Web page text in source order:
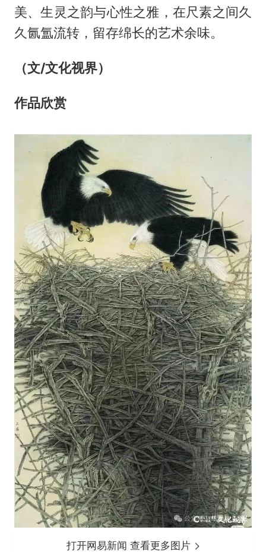
美、生灵之韵与心性之雅，在尺素之间久
久氤氲流转，留存绵长的艺术余味。
（文/文化视界）
作品欣赏
打开网易新闻 查看更多图片